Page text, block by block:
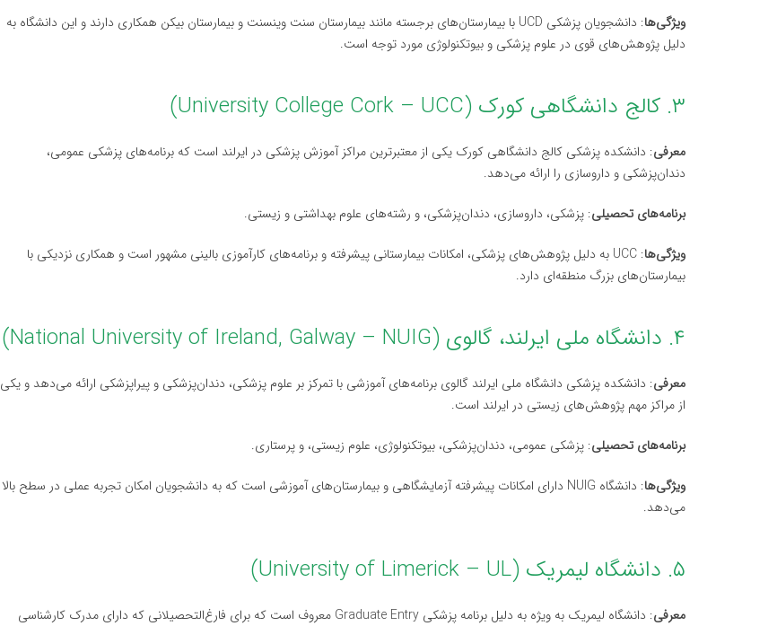
ویژگی‌ها
: دانشجویان پزشکی UCD با بیمارستان‌های برجسته مانند بیمارستان سنت وینسنت و بیمارستان بیکن همکاری دارند و این دانشگاه به
دلیل پژوهش‌های قوی در علوم پزشکی و بیوتکنولوژی مورد توجه است.
۳. کالج دانشگاهی کورک (University College Cork – UCC)
معرفی: دانشکده پزشکی کالج دانشگاهی کورک یکی از معتبرترین مراکز آموزش پزشکی در ایرلند است که برنامه‌های پزشکی عمومی،
دندان‌پزشکی و داروسازی را ارائه می‌دهد.
برنامه‌های تحصیلی: پزشکی، داروسازی، دندان‌پزشکی، و رشته‌های علوم بهداشتی و زیستی.
ویژگی‌ها
: UCC به دلیل پژوهش‌های پزشکی، امکانات بیمارستانی پیشرفته و برنامه‌های کارآموزی بالینی مشهور است و همکاری نزدیکی با
بیمارستان‌های بزرگ منطقه‌ای دارد.
۴. دانشگاه ملی ایرلند، گالوی (National University of Ireland, Galway – NUIG)
معرفی: دانشکده پزشکی دانشگاه ملی ایرلند گالوی برنامه‌های آموزشی با تمرکز بر علوم پزشکی، دندان‌پزشکی و پیراپزشکی ارائه می‌دهد و یکی
از مراکز مهم پژوهش‌های زیستی در ایرلند است.
برنامه‌های تحصیلی: پزشکی عمومی، دندان‌پزشکی، بیوتکنولوژی، علوم زیستی، و پرستاری.
ویژگی‌ها
: دانشگاه NUIG دارای امکانات پیشرفته آزمایشگاهی و بیمارستان‌های آموزشی است که به دانشجویان امکان تجربه عملی در سطح بالا
می‌دهد.
۵. دانشگاه لیمریک (University of Limerick – UL)
معرفی
: دانشگاه لیمریک به ویژه به دلیل برنامه پزشکی Graduate Entry معروف است که برای فارغ‌التحصیلانی که دارای مدرک کارشناسی